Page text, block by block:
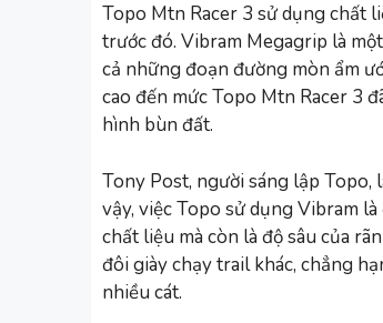
Topo Mtn Racer 3 sử dụng chất
trước đó. Vibram Megagrip là
cả những đoạn đường mòn ẩm
cao đến mức Topo Mtn Racer 3
hình bùn đất.
Tony Post, người sáng lập
vậy, việc Topo sử dụng Vibram
chất liệu mà còn là độ sâu của
đôi giày chạy trail khác, chẳng
nhiều cát.